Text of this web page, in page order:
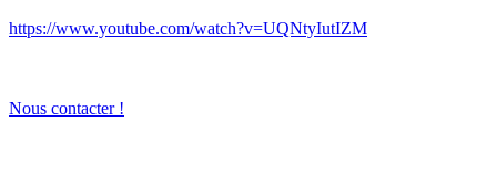
https://www.youtube.com/watch?v=UQNtyIutIZM
Nous contacter !